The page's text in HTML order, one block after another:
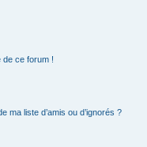
de ce forum !
ma liste d’amis ou d’ignorés ?